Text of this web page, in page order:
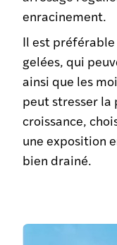
enracinement.
Il est
gelées, qui
ainsi que les
peut stresser
croissance,
une exposition
bien drainé.